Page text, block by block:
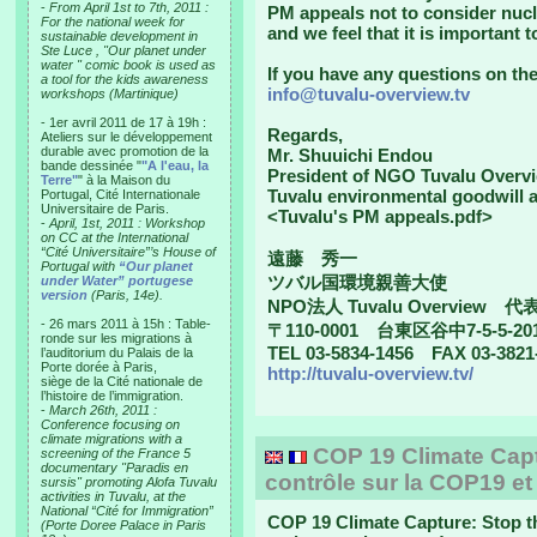
- From April 1st to 7th, 2011 :
For the national week for
sustainable development in
Ste Luce , "Our planet under
water " comic book is used as
a tool for the kids awareness
workshops (Martinique)
- 1er avril 2011 de 17 à 19h :
Ateliers sur le développement
durable avec promotion de la
bande dessinée ""A l'eau, la
Terre"" à la Maison du
Portugal, Cité Internationale
Universitaire de Paris.
- April, 1st, 2011 : Workshop
on CC at the International
“Cité Universitaire”’s House of
Portugal with “Our planet
under Water” portugese
version (Paris, 14e).
- 26 mars 2011 à 15h : Table-
ronde sur les migrations à
l’auditorium du Palais de la
Porte dorée à Paris,
siège de la Cité nationale de
l’histoire de l’immigration.
- March 26th, 2011 :
Conference focusing on
climate migrations with a
screening of the France 5
documentary "Paradis en
sursis" promoting Alofa Tuvalu
activities in Tuvalu, at the
National “Cité for Immigration”
(Porte Doree Palace in Paris
PM appeals not to consider
and we feel that it is important
If you have any questions on
info@tuvalu-overview.tv
Regards,
Mr. Shuuichi Endou
President of NGO Tuvalu
Tuvalu environmental goodwill
<Tuvalu's PM appeals.pdf>
遠藤 秀一
ツバル国環境親善大使
NPO法人 Tuvalu Overview 代
〒110-0001 台東区谷中7-5-5-
TEL 03-5834-1456 FAX 03-
http://tuvalu-overview.tv/
COP 19 Climate
contrôle sur la COP19
COP 19 Climate Capture: Stop